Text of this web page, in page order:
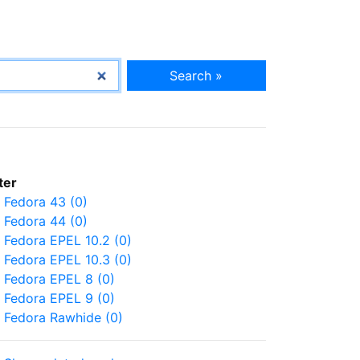
Search »
Fedora 43 (0)
Fedora 44 (0)
Fedora EPEL 10.2 (0)
Fedora EPEL 10.3 (0)
Fedora EPEL 8 (0)
Fedora EPEL 9 (0)
Fedora Rawhide (0)